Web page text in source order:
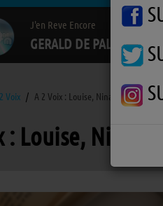
J'en Reve Encore
GERALD DE PALMAS
Voix A 2 Voix : Louise, Nina et Olivia
: Louise, Nina et